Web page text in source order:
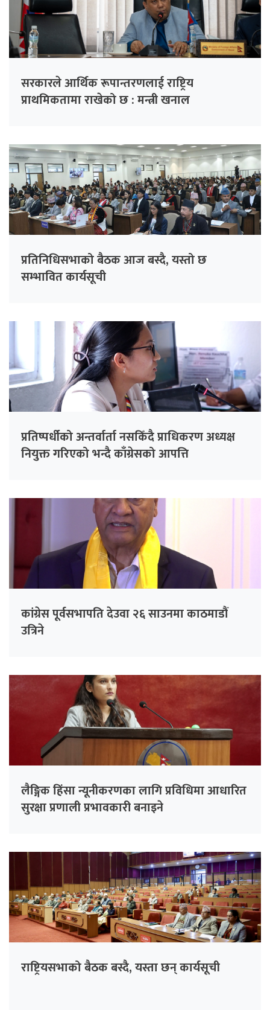
सरकारले आर्थिक रूपान्तरणलाई राष्ट्रिय
प्राथमिकतामा राखेको छ : मन्त्री खनाल
प्रतिनिधिसभाको बैठक आज बस्दै, यस्तो छ
सम्भावित कार्यसूची
प्रतिष्पर्धीको अन्तर्वार्ता नसकिँदै प्राधिकरण अध्यक्ष
नियुक्त गरिएको भन्दै काँग्रेसको आपत्ति
कांग्रेस पूर्वसभापति देउवा २६ साउनमा काठमाडौं
उत्रिने
लैङ्गिक हिंसा न्यूनीकरणका लागि प्रविधिमा आधारित
सुरक्षा प्रणाली प्रभावकारी बनाइने
राष्ट्रियसभाको बैठक बस्दै, यस्ता छन् कार्यसूची